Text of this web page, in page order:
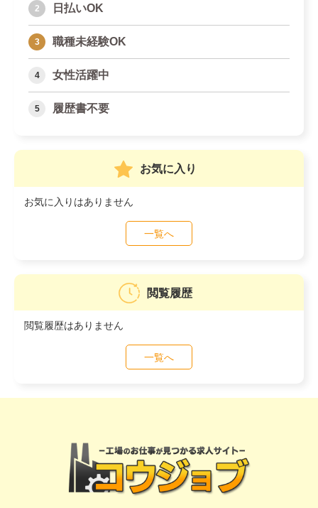
日払いOK
職種未経験OK
女性活躍中
履歴書不要
お気に入り
お気に入りはありません
一覧へ
閲覧履歴
閲覧履歴はありません
一覧へ